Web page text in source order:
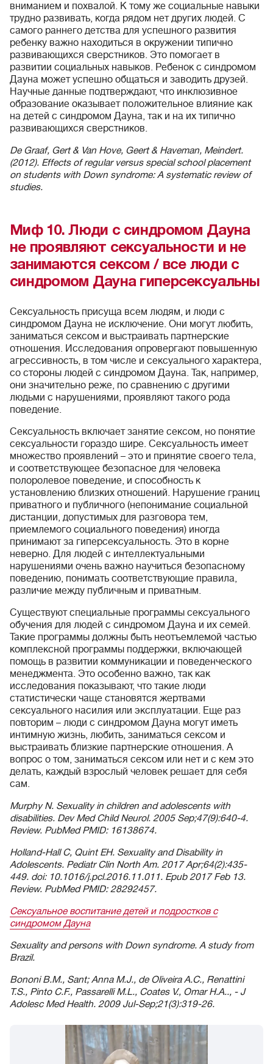
вниманием и похвалой. К тому же социальные навыки
трудно развивать, когда рядом нет других людей. С
самого раннего детства для успешного развития
ребенку важно находиться в окружении типично
развивающихся сверстников. Это помогает в
развитии социальных навыков. Ребенок с синдромом
Дауна может успешно общаться и заводить друзей.
Научные данные подтверждают, что инклюзивное
образование оказывает положительное влияние как
на детей с синдромом Дауна, так и на их типично
развивающихся сверстников.
De Graaf, Gert & Van Hove, Geert & Haveman, Meindert.
(2012). Effects of regular versus special school placement
on students with Down syndrome: A systematic review of
studies.
Миф 10. Люди с синдромом Дауна
не проявляют сексуальности и не
занимаются сексом / все люди с
синдромом Дауна гиперсексуальны
Сексуальность присуща всем людям, и люди с
синдромом Дауна не исключение. Они могут любить,
заниматься сексом и выстраивать партнерские
отношения. Исследования опровергают повышенную
агрессивность, в том числе и сексуального характера,
со стороны людей с синдромом Дауна. Так, например,
они значительно реже, по сравнению с другими
людьми с нарушениями, проявляют такого рода
поведение.
Сексуальность включает занятие сексом, но понятие
сексуальности гораздо шире. Сексуальность имеет
множество проявлений – это и принятие своего тела,
и соответствующее безопасное для человека
полоролевое поведение, и способность к
установлению близких отношений. Нарушение границ
приватного и публичного (непонимание социальной
дистанции, допустимых для разговора тем,
приемлемого социального поведения) иногда
принимают за гиперсексуальность. Это в корне
неверно. Для людей с интеллектуальными
нарушениями очень важно научиться безопасному
поведению, понимать соответствующие правила,
различие между публичным и приватным.
Существуют специальные программы сексуального
обучения для людей с синдромом Дауна и их семей.
Такие программы должны быть неотъемлемой частью
комплексной программы поддержки, включающей
помощь в развитии коммуникации и поведенческого
менеджмента. Это особенно важно, так как
исследования показывают, что такие люди
статистически чаще становятся жертвами
сексуального насилия или эксплуатации. Еще раз
повторим – люди с синдромом Дауна могут иметь
интимную жизнь, любить, заниматься сексом и
выстраивать близкие партнерские отношения. А
вопрос о том, заниматься сексом или нет и с кем это
делать, каждый взрослый человек решает для себя
сам.
Murphy N. Sexuality in children and adolescents with
disabilities. Dev Med Child Neurol. 2005 Sep;47(9):640-4.
Review. PubMed PMID: 16138674.
Holland-Hall C, Quint EH. Sexuality and Disability in
Adolescents. Pediatr Clin North Am. 2017 Apr;64(2):435-
449. doi: 10.1016/j.pcl.2016.11.011. Epub 2017 Feb 13.
Review. PubMed PMID: 28292457.
Сексуальное воспитание детей и подростков с
синдромом Дауна
Sexuality and persons with Down syndrome. A study from
Brazil.
Bononi B.M., Sant; Anna M.J., de Oliveira A.C., Renattini
T.S., Pinto C.F., Passarelli M.L., Coates V., Omar H.A.., - J
Adolesc Med Health. 2009 Jul-Sep;21(3):319-26.